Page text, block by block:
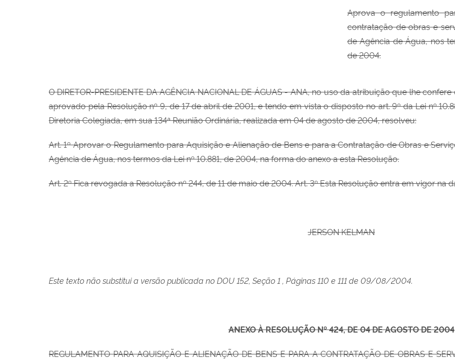
Aprova o regulamento
contratação de obras e
de Agência de Água, nos
de 2004.
O DIRETOR-PRESIDENTE DA AGÊNCIA NACIONAL DE ÁGUAS - ANA, no usoda atribuição que lhe confere
aprovado pela Resolução nº 9, de 17 de abril de 2001, e tendo em vista o disposto no art. 9º da Lei nº
Diretoria Colegiada, em sua 134ª Reunião Ordinária, realizada em 04 de agosto de 2004, resolveu:
Art. 1º Aprovar o Regulamento para Aquisição e Alienação de Bens e para a Contratação de Obras e
Agência de Água, nos termos da Lei nº 10.881, de 2004, na forma do anexo a esta Resolução.
Art. 2º Fica revogada a Resolução nº 244, de 11 de maio de 2004. Art. 3º Esta Resolução entra em vigor na
JERSON KELMAN
Este texto não substitui a versão publicada no DOU 152, Seção 1 , Páginas 110 e 111 de 09/08/2004.
ANEXO À RESOLUÇÃO Nº424, DE 04 DE AGOSTO DE 2004
REGULAMENTO PARA AQUISIÇÃO E ALIENAÇÃO DE BENS E PARA A CONTRATAÇÃO DE OBRAS E